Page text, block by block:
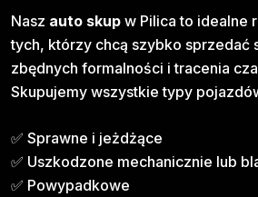
Nasz auto skup w Pilica to idealne
tych, którzy chcą szybko sprzedać
zbędnych formalności i tracenia
Skupujemy wszystkie typy
✅ Sprawne i jeżdżące
✅ Uszkodzone mechanicznie lub
✅ Powypadkowe